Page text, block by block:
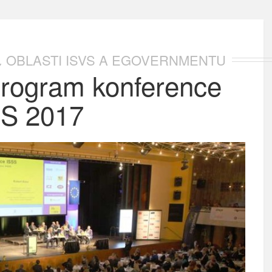
OBLASTI ISVS A EGOVERNMENTU
konference
2017